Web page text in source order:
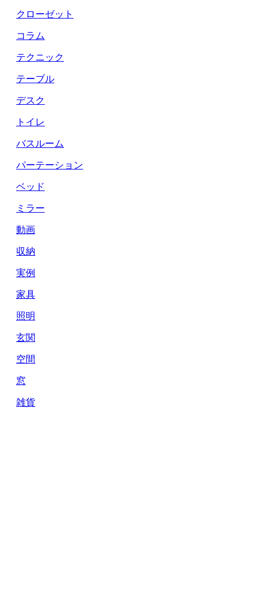
クローゼット
コラム
テクニック
テーブル
デスク
トイレ
バスルーム
パーテーション
ベッド
ミラー
動画
収納
実例
家具
照明
玄関
空間
窓
雑貨